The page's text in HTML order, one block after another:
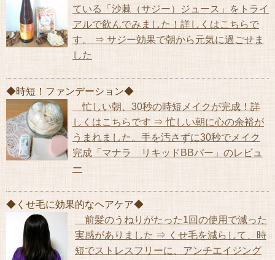
ている「沙棘（サジー）ジュース」をトライ
アルで飲んでみました！詳しくはこちらで
す。 ⇒ サジー効果で朝から元気に過ごせま
した
◆時短！ファンデーション◆
忙しい朝、30秒の時短メイクが完成！詳
しくはこちらです ⇒ 忙しい朝に心の余裕が
うまれました。手を汚さずに30秒でメイク
完成「マナラ リキッドBBバー」のレビュ
ー
◆くせ毛に効果的なヘアケア◆
前髪のうねりがたった1回の使用で減った
実感がありました ⇒ くせ毛を減らして、時
短でストレスフリーに、アンチエイジング